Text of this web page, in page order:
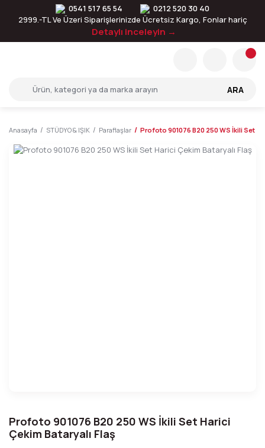
0541 517 65 54
0212 520 30 40
2999.-TL Ve Üzeri Siparişlerinizde Ücretsiz Kargo, Fonlar hariç
Detaylı inceleyin →
ARA
Anasayfa STÜDYO & IŞIK Paraflaşlar Profoto 901076 B20 250 WS İkili Set
Profoto 901076 B20 250 WS İkili Set Harici
Çekim Bataryalı Flaş